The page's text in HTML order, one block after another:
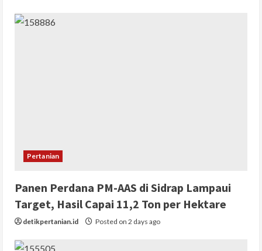
Pertanian
Panen Perdana PM-AAS di Sidrap Lampaui
Target, Hasil Capai 11,2 Ton per Hektare
detikpertanian.id Posted on 2 days ago